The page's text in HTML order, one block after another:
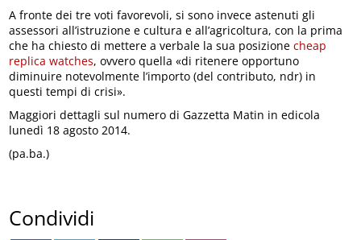
A fronte dei tre voti favorevoli, si sono invece astenuti gli
assessori all’istruzione e cultura e all’agricoltura, con la prima
che ha chiesto di mettere a verbale la sua posizionecheap
replica watches, ovvero quella «di ritenere opportuno
diminuire notevolmente l’importo (del contributo, ndr) in
questi tempi di crisi».
Maggiori dettagli sul numero di Gazzetta Matin in edicola
lunedì 18 agosto 2014.
(pa.ba.)
Condividi